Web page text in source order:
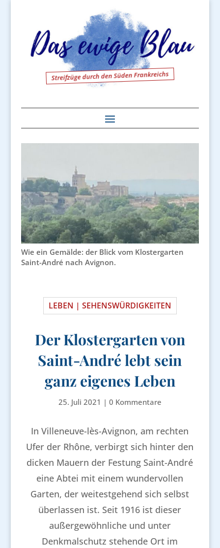
Streifzüge durch den Süden Frankreichs
Wie ein Gemälde: der Blick vom Klostergarten
Saint-André nach Avignon.
LEBEN | SEHENSWÜRDIGKEITEN
Der Klostergarten von
Saint-André lebt sein
ganz eigenes Leben
25. Juli 2021 | 0 Kommentare
In Villeneuve-lès-Avignon, am rechten
Ufer der Rhône, verbirgt sich hinter den
dicken Mauern der Festung Saint-André
eine Abtei mit einem wundervollen
Garten, der weitestgehend sich selbst
überlassen ist. Seit 1916 ist dieser
außergewöhnliche und unter
Denkmalschutz stehende Ort im